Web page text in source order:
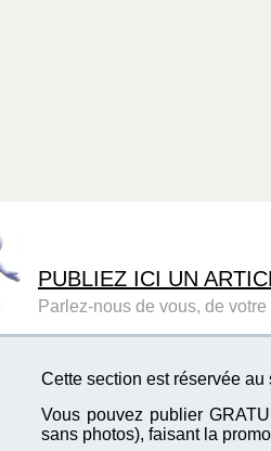
PUBLIEZ ICI UN
Parlez-nous de vous, de
Cette section est réservée
Vous pouvez publier
sans photos), faisant la